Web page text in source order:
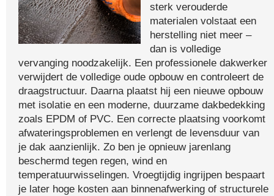
sterk verouderde
materialen volstaat een
herstelling niet meer –
dan is volledige
vervanging noodzakelijk. Een professionele dakwerker
verwijdert de volledige oude opbouw en controleert de
draagstructuur. Daarna plaatst hij een nieuwe opbouw
met isolatie en een moderne, duurzame dakbedekking
zoals EPDM of PVC. Een correcte plaatsing voorkomt
afwateringsproblemen en verlengt de levensduur van
je dak aanzienlijk. Zo ben je opnieuw jarenlang
beschermd tegen regen, wind en
temperatuurwisselingen. Vroegtijdig ingrijpen bespaart
je later hoge kosten aan binnenafwerking of structurele